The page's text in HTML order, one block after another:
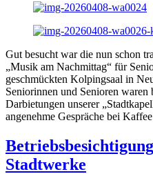
Gut besucht war die nun schon
„Musik am Nachmittag“ für
geschmückten Kolpingsaal in
Seniorinnen und Senioren waren
Darbietungen unserer
angenehme Gespräche bei
Stadtwerke